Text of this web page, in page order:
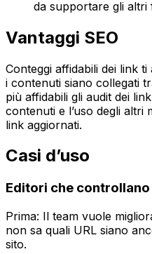
da supportare gli altri
Vantaggi SEO
Conteggi affidabili dei link
i contenuti siano collegati
più affidabili gli audit dei
contenuti e l’uso degli altri
link aggiornati.
Casi d’uso
Editori che
Prima: Il team vuole
non sa quali URL siano
sito.